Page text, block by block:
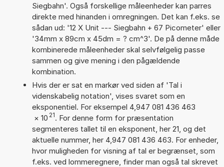
Siegbahn'. Også forskellige måleenheder kan parres
direkte med hinanden i omregningen. Det kan f.eks. se
sådan ud: '12 X Unit --- Siegbahn + 67 Picometer' eller
'34mm x 89cm x 45dm = ? cm^3'. De på denne måde
kombinerede måleenheder skal selvfølgelig passe
sammen og give mening i den pågældende
kombination.
Hvis der er sat en markør ved siden af 'Tal i
videnskabelig notation', vises svaret som en
eksponentiel. For eksempel 4,947 081 436 463
× 10 21. For denne form for præsentation
segmenteres tallet til en eksponent, her 21, og det
aktuelle nummer, her 4,947 081 436 463. For enheder,
hvor muligheden for visning af tal er begrænset, som
f.eks. ved lommeregnere, finder man også tal skrevet